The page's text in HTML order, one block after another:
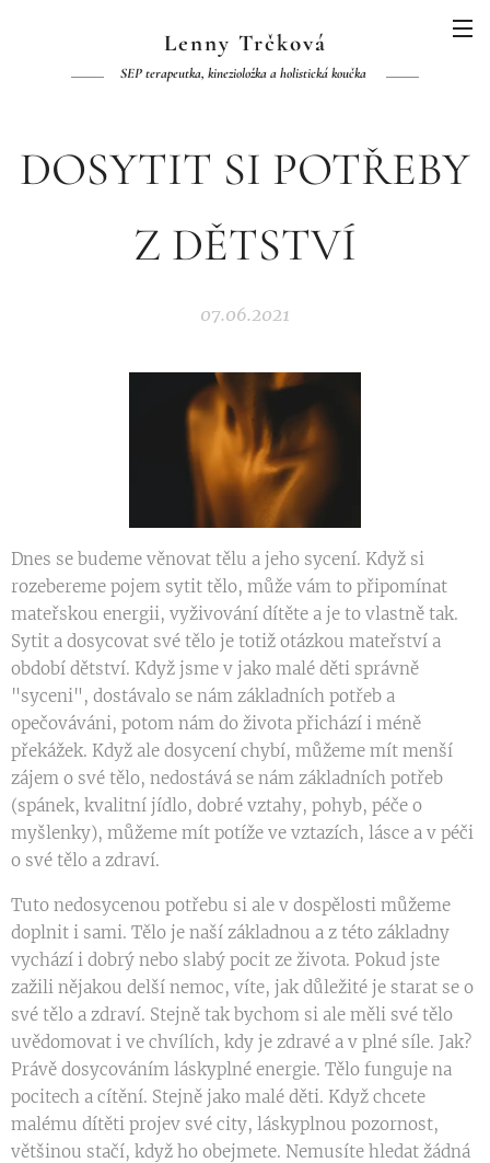
Lenny Trčková
SEP terapeutka, kinezioložka a holistická koučka
DOSYTIT SI POTŘEBY
Z DĚTSTVÍ
07.06.2021
Dnes se budeme věnovat tělu a jeho sycení. Když si
rozebereme pojem sytit tělo, může vám to připomínat
mateřskou energii, vyživování dítěte a je to vlastně tak.
Sytit a dosycovat své tělo je totiž otázkou mateřství a
období dětství. Když jsme v jako malé děti správně
"syceni", dostávalo se nám základních potřeb a
opečováváni, potom nám do života přichází i méně
překážek. Když ale dosycení chybí, můžeme mít menší
zájem o své tělo, nedostává se nám základních potřeb
(spánek, kvalitní jídlo, dobré vztahy, pohyb, péče o
myšlenky), můžeme mít potíže ve vztazích, lásce a v péči
o své tělo a zdraví.
Tuto nedosycenou potřebu si ale v dospělosti můžeme
doplnit i sami. Tělo je naší základnou a z této základny
vychází i dobrý nebo slabý pocit ze života. Pokud jste
zažili nějakou delší nemoc, víte, jak důležité je starat se o
své tělo a zdraví. Stejně tak bychom si ale měli své tělo
uvědomovat i ve chvílích, kdy je zdravé a v plné síle. Jak?
Právě dosycováním láskyplné energie. Tělo funguje na
pocitech a cítění. Stejně jako malé děti. Když chcete
malému dítěti projev své city, láskyplnou pozornost,
většinou stačí, když ho obejmete. Nemusíte hledat žádná